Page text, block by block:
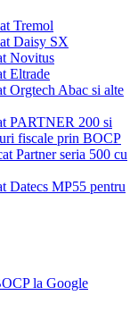
Tremol
Daisy SX
Novitus
Eltrade
Orgtech Abac si alte
PARTNER 200 si
fiscale prin BOCP
Partner seria 500 cu
Datecs MP55 pentru
la Google